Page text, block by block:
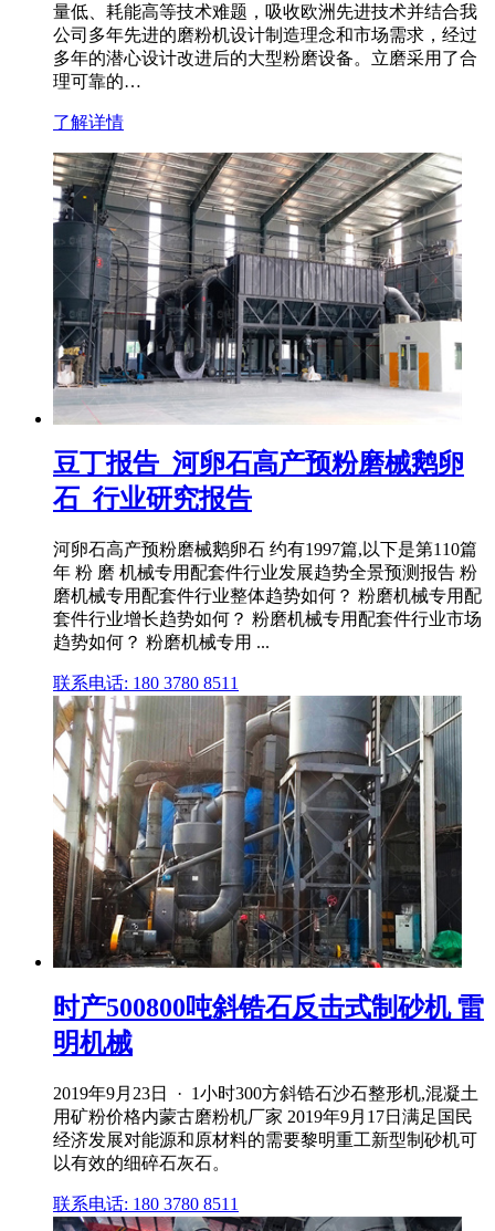
量低、耗能高等技术难题，吸收欧洲先进技术并结合我
公司多年先进的磨粉机设计制造理念和市场需求，经过
多年的潜心设计改进后的大型粉磨设备。立磨采用了合
理可靠的…
了解详情
豆丁报告_河卵石高产预粉磨械鹅卵
石_行业研究报告
河卵石高产预粉磨械鹅卵石 约有1997篇,以下是第110篇
年 粉 磨 机械专用配套件行业发展趋势全景预测报告 粉
磨机械专用配套件行业整体趋势如何？ 粉磨机械专用配
套件行业增长趋势如何？ 粉磨机械专用配套件行业市场
趋势如何？ 粉磨机械专用 ...
联系电话: 180 3780 8511
时产500800吨斜锆石反击式制砂机 雷
明机械
2019年9月23日 · 1小时300方斜锆石沙石整形机,混凝土
用矿粉价格内蒙古磨粉机厂家 2019年9月17日满足国民
经济发展对能源和原材料的需要黎明重工新型制砂机可
以有效的细碎石灰石。
联系电话: 180 3780 8511